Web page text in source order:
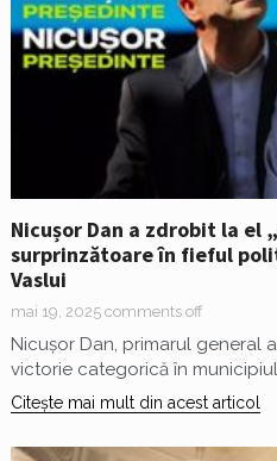
Nicușor Dan a zdrobit la el
surprinzătoare în fieful
Vaslui
mai 19, 2025 comments off
Nicușor Dan, primarul general
victorie categorică în municipiul
Citește mai mult din acest articol